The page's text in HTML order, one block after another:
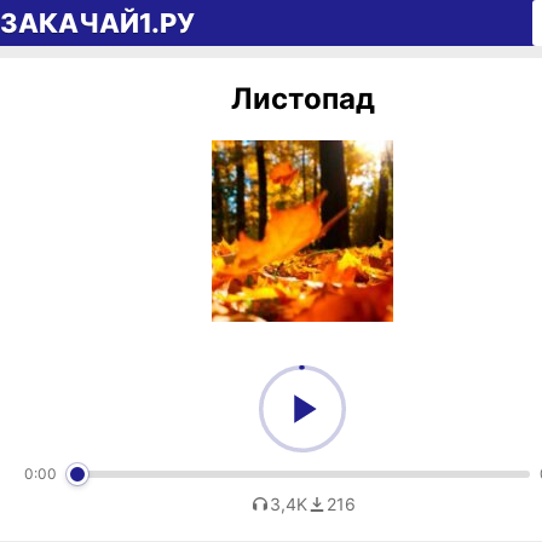
Перейти к содержимому
ЗАКАЧАЙ1.РУ
Листопад
0:00
3,4K 216